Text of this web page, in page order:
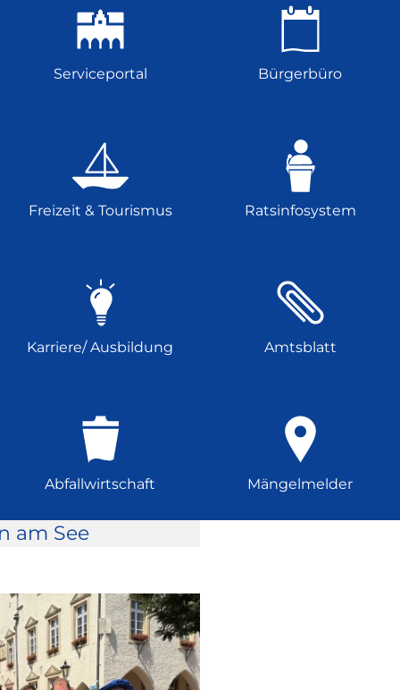
Serviceportal Bürgerbüro
Freizeit & Tourismus Ratsinfosystem
Karriere/ Ausbildung Amtsblatt
Abfallwirtschaft Mängelmelder
am See